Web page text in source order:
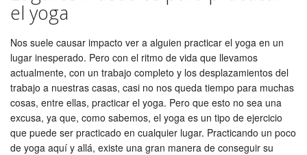
el yoga
Nos suele causar impacto ver a alguien practicar el yoga en un
lugar inesperado. Pero con el ritmo de vida que llevamos
actualmente, con un trabajo completo y los desplazamientos del
trabajo a nuestras casas, casi no nos queda tiempo para muchas
cosas, entre ellas, practicar el yoga. Pero que esto no sea una
excusa, ya que, como sabemos, el yoga es un tipo de ejercicio
que puede ser practicado en cualquier lugar. Practicando un poco
de yoga aquí y allá, existe una gran manera de conseguir su